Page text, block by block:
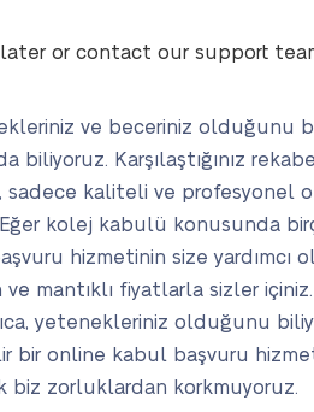
or contact our support
ve beceriniz olduğunu
biliyoruz. Karşılaştığınız
kaliteli ve profesyonel
kolej kabulü konusunda
hizmetinin size yardımcı
mantıklı fiyatlarla sizler
yetenekleriniz olduğunu
bir online kabul başvuru
biz zorluklardan korkmuyoruz.